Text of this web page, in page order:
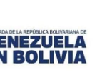
a través